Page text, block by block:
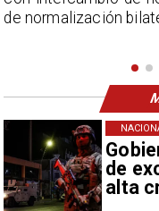
de
alta
Campillai como